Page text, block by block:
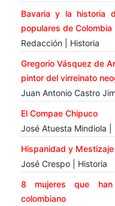
Bavaria y la historia
populares de Colombia
Redacción | Historia
Gregorio Vásquez de
pintor del virreinato
Juan Antonio Castro
El Compae Chipuco
José Atuesta Mindiola |
Hispanidad y Mestizaje
José Crespo | Historia
8 mujeres que
colombiano